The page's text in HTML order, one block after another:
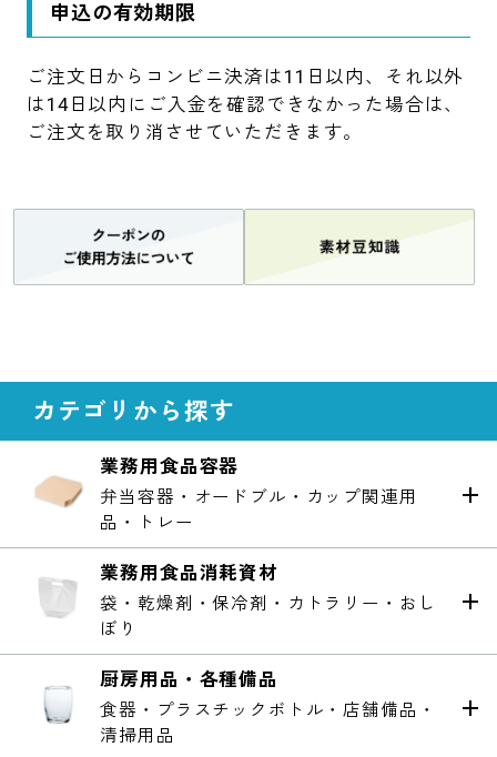
申込の有効期限
ご注文日からコンビニ決済は11日以内、それ以外
は14日以内にご入金を確認できなかった場合は、
ご注文を取り消させていただきます。
カテゴリから探す
業務用食品容器
弁当容器・オードブル・カップ関連用
品・トレー
業務用食品消耗資材
袋・乾燥剤・保冷剤・カトラリー・おし
ぼり
厨房用品・各種備品
食器・プラスチックボトル・店舗備品・
清掃用品